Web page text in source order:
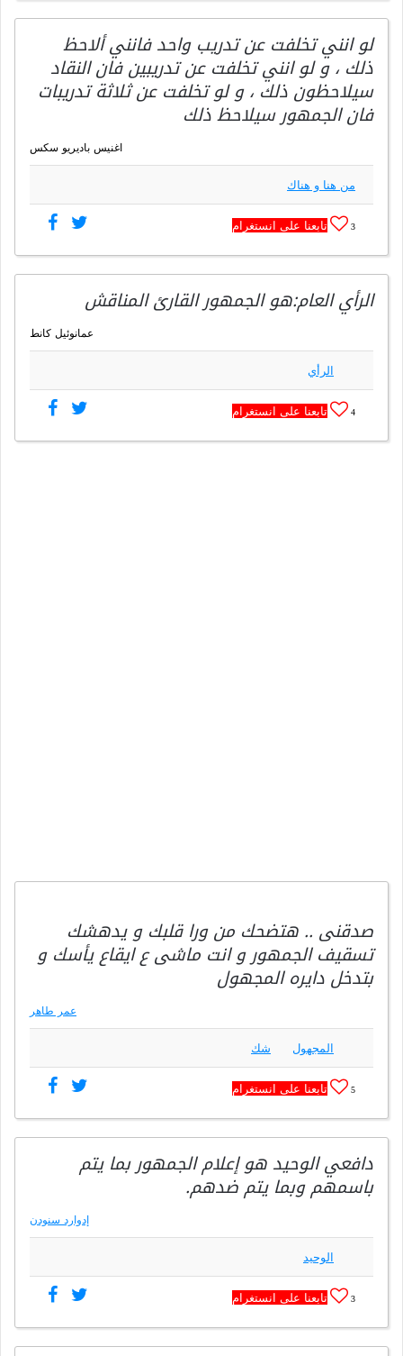
لو انني تخلفت عن تدريب واحد فانني ألاحظ
ذلك ، و لو انني تخلفت عن تدريبين فان النقاد
سيلاحظون ذلك ، و لو تخلفت عن ثلاثة تدريبات
فان الجمهور سيلاحظ ذلك
اغنيس باديريو سكس
من هنا و هناك
3 تابعنا على انستغرام
الرأي العام:هو الجمهور القارئ المناقش
عمانوئيل كانط
الرأي
4 تابعنا على انستغرام
صدقنى .. هتضحك من ورا قلبك و يدهشك
تسقيف الجمهور و انت ماشى ع ايقاع يأسك و
بتدخل دايره المجهول
عمر طاهر
المجهول شك
5 تابعنا على انستغرام
دافعي الوحيد هو إعلام الجمهور بما يتم
باسمهم وبما يتم ضدهم.
إدوارد سنودن
الوحيد
3 تابعنا على انستغرام